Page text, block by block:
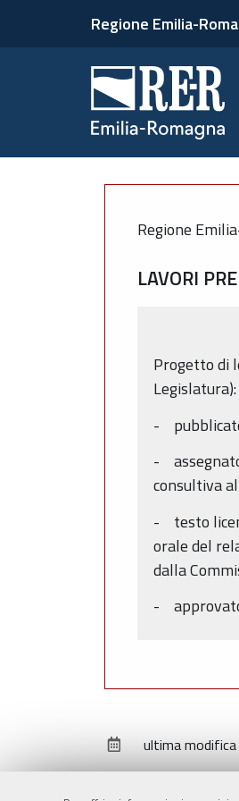
Regione Emilia-
Regione
LAVORI
Progetto di
Legislatura):
-
-
consultiva
- testo
orale del
dalla
- approvato
ultima modifica